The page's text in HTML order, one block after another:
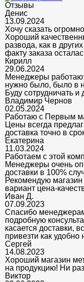
Отзывы
Денис
13.09.2024
Хочу сказать
Хороший
развода, как в
факту заказа
Кирилл
29.06.2024
Менеджеры
нужно было, было в
Буду сотрудничать и
Владимир Чернов
02.05.2024
Работаю с Первым
Цены всегда
доставка точно в
Екатерина
11.03.2024
Работаем с этой
Менеджеры очень
доставки в 100%
Рекомендую
вариант цена-
Иван Д.
07.09.2023
Спасибо
подробную
касается доставки,
привезти как удобно
Сергей
14.08.2023
Хороший магазин
на продукцию! Ни
Виктор